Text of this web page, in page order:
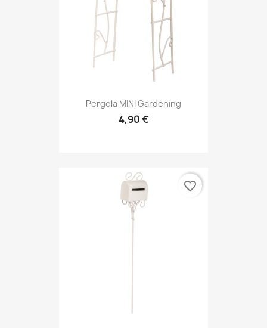
Pergola MINI Gardening
4,90 €
favorite_border